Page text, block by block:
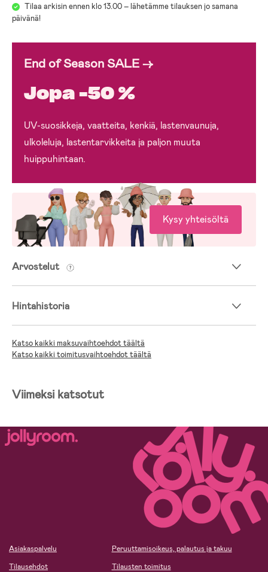
Tilaa arkisin ennen klo 13.00 – lähetämme tilauksen jo samana
päivänä!
End of Season SALE →
Jopa -50 %
UV-suosikkeja, vaatteita, kenkiä, lastenvaunuja,
ulkoleluja, lastentarvikkeita ja paljon muuta
huippuhintaan.
Kysy yhteisöltä
Arvostelut
Hintahistoria
Katso kaikki maksuvaihtoehdot täältä
Katso kaikki toimitusvaihtoehdot täältä
Viimeksi katsotut
Asiakaspalvelu
Tilausehdot
Peruuttamisoikeus, palautus ja takuu
Tilausten toimitus